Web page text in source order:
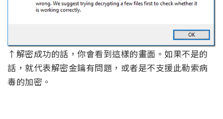
↑解密成功的話，你會看到這樣的畫面。如果不是的
話，就代表解密金鑰有問題，或者是不支援此勒索病
毒的加密。